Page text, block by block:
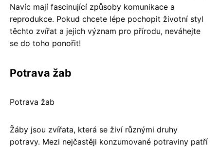
Navíc mají fascinující způsoby komunikace a
reprodukce. Pokud chcete lépe pochopit životní styl
těchto zvířat a jejich význam pro přírodu, neváhejte
se do toho ponořit!
Potrava žab
Potrava žab
Žáby jsou zvířata, která se živí různými druhy
potravy. Mezi nejčastěji konzumované potraviny patří